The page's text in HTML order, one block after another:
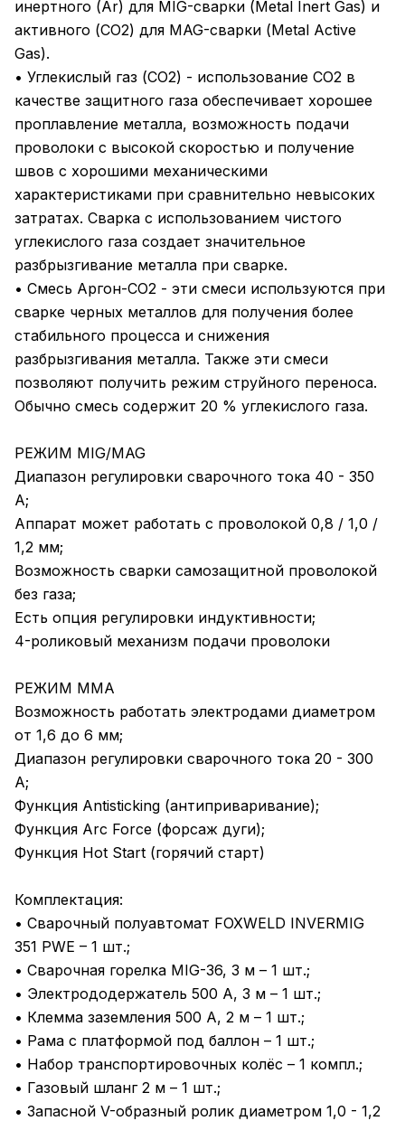
инертного (Аr) для MIG-сварки (Metal Inert Gas) и
активного (CO2) для MAG-сварки (Metal Active
Gas).
• Углекислый газ (CO2) - использование CO2 в
качестве защитного газа обеспечивает хорошее
проплавление металла, возможность подачи
проволоки с высокой скоростью и получение
швов с хорошими механическими
характеристиками при сравнительно невысоких
затратах. Сварка с использованием чистого
углекислого газа создает значительное
разбрызгивание металла при сварке.
• Смесь Аргон-CO2 - эти смеси используются при
сварке черных металлов для получения более
стабильного процесса и снижения
разбрызгивания металла. Также эти смеси
позволяют получить режим струйного переноса.
Обычно смесь содержит 20 % углекислого газа.
РЕЖИМ MIG/MAG
Диапазон регулировки сварочного тока 40 - 350
А;
Аппарат может работать с проволокой 0,8 / 1,0 /
1,2 мм;
Возможность сварки самозащитной проволокой
без газа;
Есть опция регулировки индуктивности;
4-роликовый механизм подачи проволоки
РЕЖИМ MMA
Возможность работать электродами диаметром
от 1,6 до 6 мм;
Диапазон регулировки сварочного тока 20 - 300
А;
Функция Antisticking (антиприваривание);
Функция Arc Force (форсаж дуги);
Функция Hot Start (горячий старт)
Комплектация:
• Сварочный полуавтомат FOXWELD INVERMIG
351 PWE – 1 шт.;
• Сварочная горелка MIG-36, 3 м – 1 шт.;
• Электрододержатель 500 А, 3 м – 1 шт.;
• Клемма заземления 500 А, 2 м – 1 шт.;
• Рама с платформой под баллон – 1 шт.;
• Набор транспортировочных колёс – 1 компл.;
• Газовый шланг 2 м – 1 шт.;
• Запасной V-образный ролик диаметром 1,0 - 1,2